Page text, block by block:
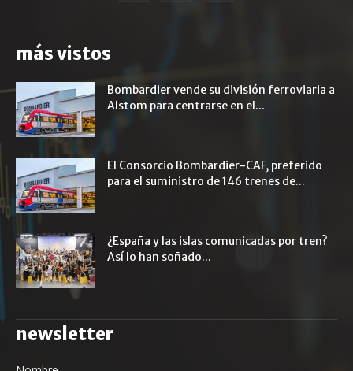
más vistos
Bombardier vende su división ferroviaria a
Alstom para centrarse en el...
El Consorcio Bombardier-CAF, preferido
para el suministro de 146 trenes de...
¿España y las islas comunicadas por tren?
Así lo han soñado...
newsletter